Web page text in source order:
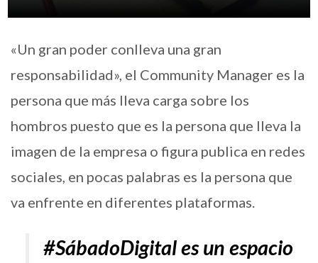
«Un gran poder conlleva una gran
responsabilidad», el Community Manager es la
persona que más lleva carga sobre los
hombros puesto que es la persona que lleva la
imagen de la empresa o figura publica en redes
sociales, en pocas palabras es la persona que
va enfrente en diferentes plataformas.
#SábadoDigital es un espacio